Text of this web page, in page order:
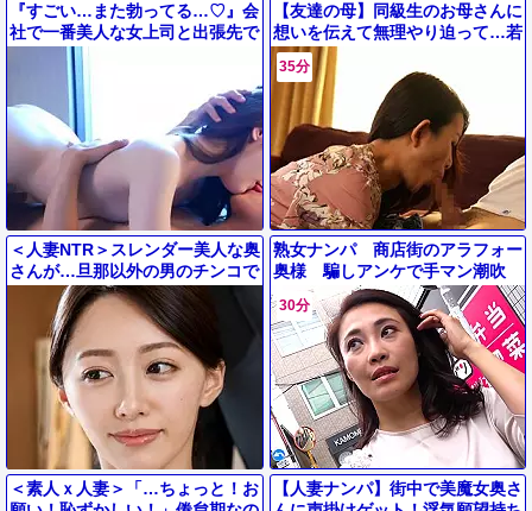
『すごい…また勃ってる…♡』会
社で一番美人な女上司と出張先で
相部屋に…！エロ過ぎて勃起止ま
らず中出しセックスに！【NTR
【友達の母】同級生のお母さんに
想いを伝えて無理やり迫って…若
者の他人棒の絶倫ピストンに憧れ
のエロ美熟女おばさんが不倫堕ち
35分
＜人妻NTR＞スレンダー美人な奥
さんが…旦那以外の男のチンコで
メス犬にように発情してエロ浮
気…衝撃の寝取られ映像！
熟女ナンパ 商店街のアラフォー
奥様 騙しアンケで手マン潮吹
き 口内射精･無許可中出し2連
発！（22分39秒）
30分
＜素人ｘ人妻＞「…ちょっと！お
【人妻ナンパ】街中で美魔女奥さ